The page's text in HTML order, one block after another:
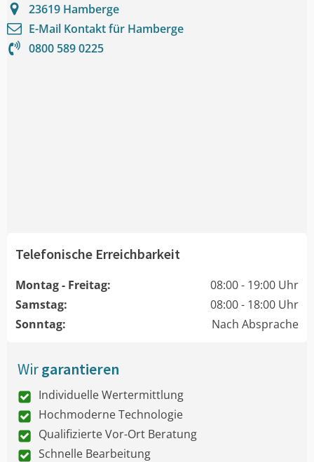
23619 Hamberge
E-Mail Kontakt für Hamberge
0800 589 0225
Telefonische Erreichbarkeit
Montag - Freitag:
08:00 - 19:00 Uhr
Samstag:
08:00 - 18:00 Uhr
Sonntag:
Nach Absprache
Wirgarantieren
Individuelle Wertermittlung
Hochmoderne Technologie
Qualifizierte Vor-Ort Beratung
Schnelle Bearbeitung